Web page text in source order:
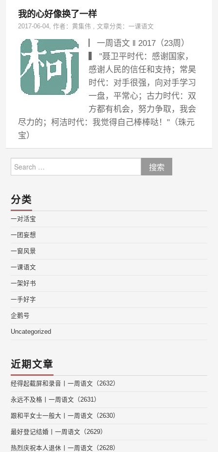
我的心好像换了一样
2017-06-04, 作者：黄集伟 ,文章分类：一课语文
▏一周语文 ‖ 2017（23周）
▍ "聂卫平时代：感谢国家，
感谢人民的信任和支持；常昊
时代：对手很强，向对手学习
一盘，平常心；古力时代：双
方都有机会，努力争取，我会
尽力的；柯洁时代：我觉得自己棒棒哒！"（珠元
宝）
for:
分类
一对活宝
一团妄想
一窗风景
一课语文
一架好书
一手好字
企鹅号
Uncategorized
近期文章
经得起截屏和录音丨一周语文（2632）
永远不及格丨一周语文（2631）
跟和平女士一般大丨一周语文（2630）
最好登记结婚丨一周语文（2629）
热烈庆祝本人退休丨一周语文（2628）